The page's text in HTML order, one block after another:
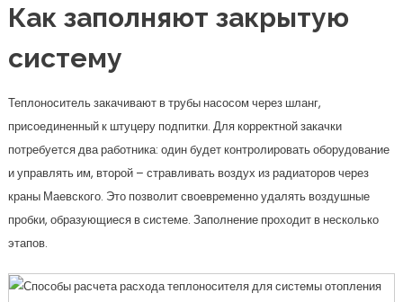
Как заполняют закрытую
систему
Теплоноситель закачивают в трубы насосом через шланг,
присоединенный к штуцеру подпитки. Для корректной закачки
потребуется два работника: один будет контролировать оборудование
и управлять им, второй – стравливать воздух из радиаторов через
краны Маевского. Это позволит своевременно удалять воздушные
пробки, образующиеся в системе. Заполнение проходит в несколько
этапов.